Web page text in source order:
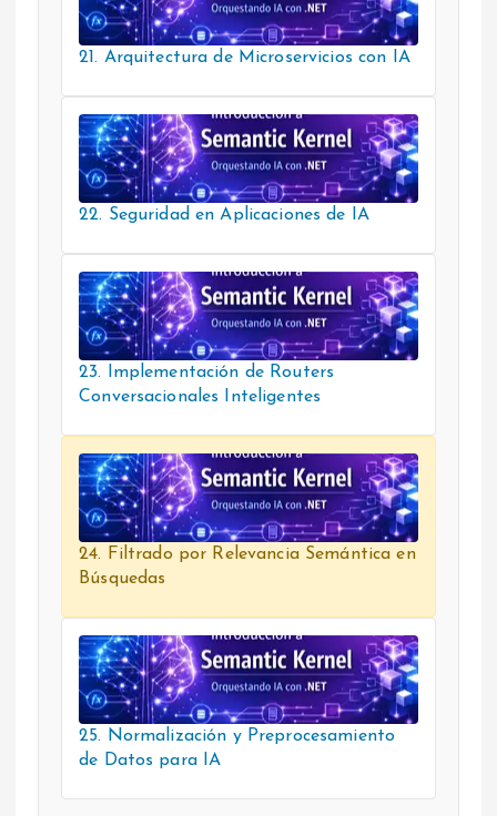
21. Arquitectura de Microservicios con IA
22. Seguridad en Aplicaciones de IA
23. Implementación de Routers
Conversacionales Inteligentes
24. Filtrado por Relevancia Semántica en
Búsquedas
25. Normalización y Preprocesamiento
de Datos para IA